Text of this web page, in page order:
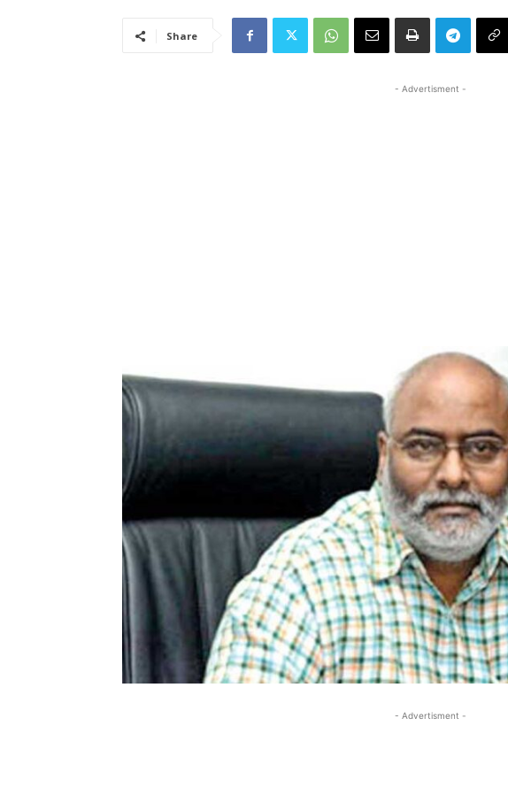
Share
- Advertisment -
- Advertisment -